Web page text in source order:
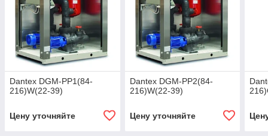
Dantex DGM-PP1(84-
216)W(22-39)
Цену уточняйте
Dantex DGM-PP2(84-
216)W(22-39)
Цену уточняйте